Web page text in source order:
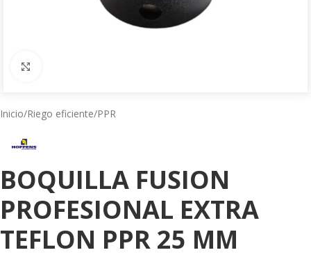
Inicio/Riego eficiente/PPR
BOQUILLA FUSION
PROFESIONAL EXTRA
TEFLON PPR 25 MM